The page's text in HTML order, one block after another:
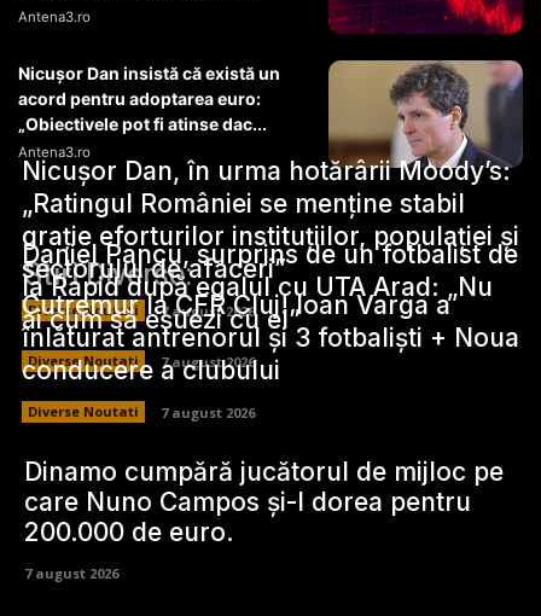
Antena3.ro
Nicușor Dan insistă că există un
acord pentru adoptarea euro:
„Obiectivele pot fi atinse dac...
Antena3.ro
Stiri Diverse:
Nicușor Dan, în urma hotărârii Moody’s:
„Ratingul României se menține stabil
grație eforturilor instituțiilor, populației și
sectorului de afaceri”
Diverse Noutati 7 august 2026
Daniel Pancu, surprins de un fotbalist de
la Rapid după egalul cu UTA Arad: „Nu
ai cum să eșuezi cu el”
Diverse Noutati 7 august 2026
Cutremur la CFR Cluj! Ioan Varga a
înlăturat antrenorul și 3 fotbaliști + Noua
conducere a clubului
Diverse Noutati 7 august 2026
Dinamo cumpără jucătorul de mijloc pe
care Nuno Campos și-l dorea pentru
200.000 de euro.
7 august 2026